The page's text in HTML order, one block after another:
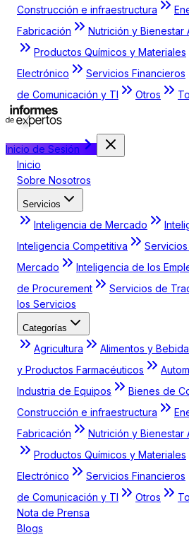
Construcción e infraestructura
Fabricación
Nutrición y Bienestar
Productos Químicos y Materiales
Electrónico
Servicios Financieros
de Comunicación y TI
Otros
Inicio de Sesión
Inicio
Sobre Nosotros
Servicios
Inteligencia de Mercado
Inteligencia Competitiva
Mercado
Inteligencia de los
de Procurement
Servicios de
los Servicios
Categorías
Agricultura Alimentos y
y Productos Farmacéuticos
Industria de Equipos
Bienes de
Construcción e infraestructura
Fabricación
Nutrición y Bienestar
Productos Químicos y Materiales
Electrónico
Servicios Financieros
de Comunicación y TI
Otros
Nota de Prensa
Blogs